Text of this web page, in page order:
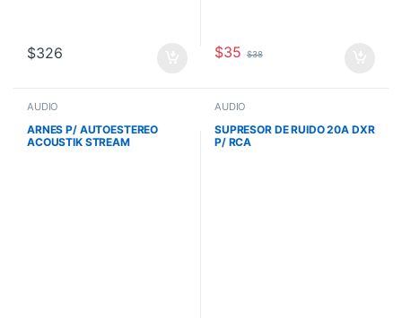
$326 $35 $38
AUDIO
ARNES P/ AUTOESTEREO
ACOUSTIK STREAM
AUDIO
SUPRESOR DE RUIDO 20A DXR
P/ RCA